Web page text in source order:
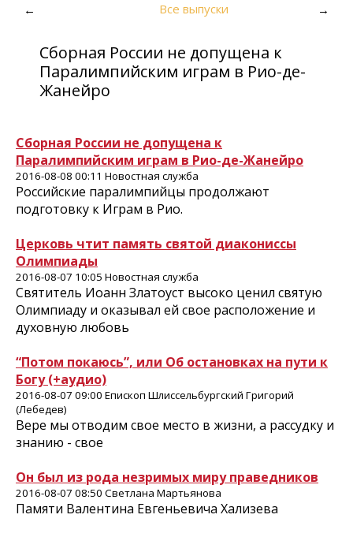
← Все выпуски →
Сборная России не допущена к
Паралимпийским играм в Рио-де-
Жанейро
Сборная России не допущена к
Паралимпийским играм в Рио-де-Жанейро
2016-08-08 00:11 Новостная служба
Российские паралимпийцы продолжают
подготовку к Играм в Рио.
Церковь чтит память святой диакониссы
Олимпиады
2016-08-07 10:05 Новостная служба
Святитель Иоанн Златоуст высоко ценил святую
Олимпиаду и оказывал ей свое расположение и
духовную любовь
“Потом покаюсь”, или Об остановках на пути к
Богу (+аудио)
2016-08-07 09:00 Епископ Шлиссельбургский Григорий
(Лебедев)
Вере мы отводим свое место в жизни, а рассудку и
знанию - свое
Он был из рода незримых миру праведников
2016-08-07 08:50 Светлана Мартьянова
Памяти Валентина Евгеньевича Хализева